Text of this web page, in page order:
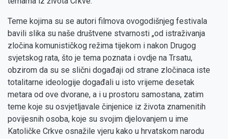
Teme kojima su se autori filmova ovogodišnjeg festivala
bavili slika su naše društvene stvarnosti „od istraživanja
zločina komunističkog režima tijekom i nakon Drugog
svjetskog rata, što je tema poznata i ovdje na Trsatu,
obzirom da su se slični događaji od strane zločinaca iste
totalitarne ideologije događali u isto vrijeme desetak
metara od ove dvorane, a i u prostoru samostana, zatim
teme koje su osvjetljavale činjenice iz života znamenitih
povijesnih osoba, koje su svojim djelovanjem u ime
Katoličke Crkve osnažile vjeru kako u hrvatskom narodu